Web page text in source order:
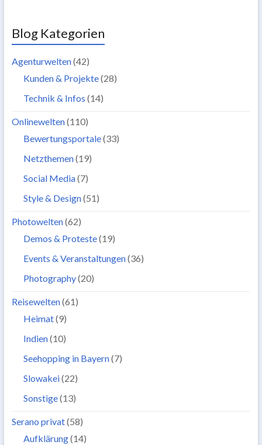
Blog Kategorien
Agenturwelten(42)
Kunden & Projekte(28)
Technik & Infos (14)
Onlinewelten(110)
Bewertungsportale(33)
Netzthemen(19)
Social Media(7)
Style & Design(51)
Photowelten(62)
Demos & Proteste(19)
Events & Veranstaltungen(36)
Photography(20)
Reisewelten(61)
Heimat(9)
Indien(10)
Seehopping in Bayern(7)
Slowakei(22)
Sonstige(13)
Serano privat(58)
Aufklärung(14)